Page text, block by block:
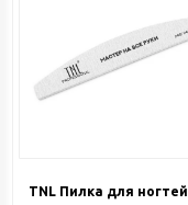
TNL Пилка для ногтей